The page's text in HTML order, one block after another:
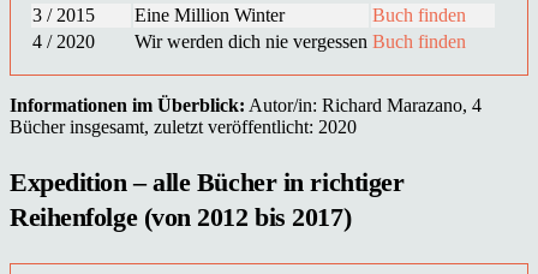
3 / 2015
Eine Million Winter
Buch finden
4 / 2020
Wir werden dich nie vergessen Buch finden
Informationen im Überblick: Autor/in: Richard Marazano, 4
Bücher insgesamt, zuletzt veröffentlicht: 2020
Expedition – alle Bücher in richtiger
Reihenfolge (von 2012 bis 2017)